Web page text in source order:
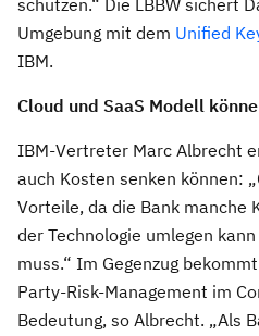
schützen.“ Die LBBW sichert
Umgebung mit dem Unified
IBM.
Cloud und SaaS Modell
IBM-Vertreter Marc Albrecht
auch Kosten senken können:
Vorteile, da die Bank manche
der Technologie umlegen
muss.“ Im Gegenzug
Party-Risk-Management im
Bedeutung, so Albrecht. „Als